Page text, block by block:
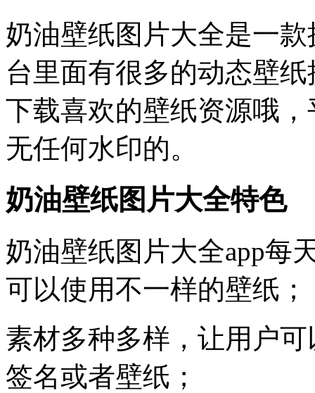
奶油壁纸图片大全是一
台里面有很多的动态壁
下载喜欢的壁纸资源哦
无任何水印的。
奶油壁纸图片大全特色
奶油壁纸图片大全app每
可以使用不一样的壁纸；
素材多种多样，让用户
签名或者壁纸；